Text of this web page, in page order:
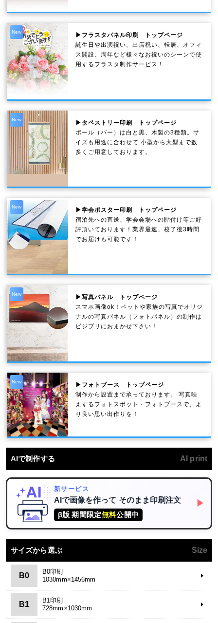
New
▶フラスタパネル印刷 トップページ
誕生日や出演祝い、出店祝い、転居、オフィ
ス開設、周年など様々なお祝いのシーンで使
用するフラスタ制作サービス！
New
▶タペストリー印刷 トップページ
ポール（バー）は白と黒、木製の3種類。サ
イズも用途に合わせて 小型から大型まで数
多くご用意しております。
New
▶学会ポスター印刷 トップページ
宿泊先への直送、学会会場への貼付け等ご好
評頂いております！業界最速、校了後3時間
でお届けも可能です！
New
▶写真パネル トップページ
スマホ画像ok！ペットや家族の写真でオリジ
ナルの写真パネル（フォトパネル）の制作は
ビジプリにおまかせ下さい！
New
▶フォトブース トップページ
制作から設置まで承っております。 写真映
えするフォトスポット・フォトブースで、よ
り良い思い出作りを！
AIで制作する AI print
新サービス
AIで画像を作って そのまま印刷注文
β版 期間限定無料公開中
▶
サイズから選ぶ Size
B0
B0印刷
1030mm×1456mm
B1
B1印刷
728mm×1030mm